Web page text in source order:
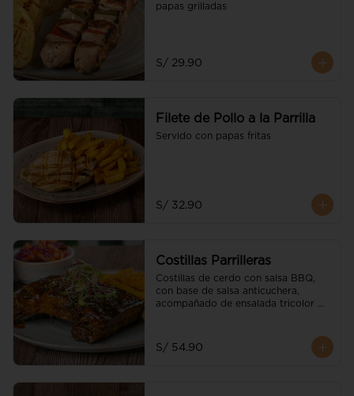
papas grilladas
S/ 29.90
Filete de Pollo a la Parrilla
Servido con papas fritas
S/ 32.90
Costillas Parrilleras
Costillas de cerdo con salsa BBQ,
con base de salsa anticuchera,
acompañado de ensalada tricolor
S/ 54.90